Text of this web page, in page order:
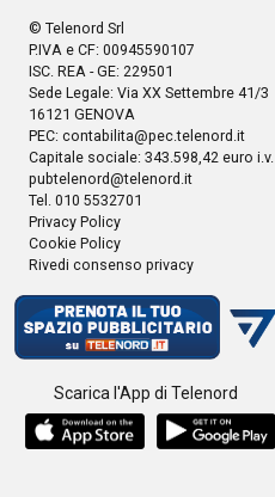
© Telenord Srl
P.IVA e CF: 00945590107
ISC. REA - GE: 229501
Sede Legale: Via XX Settembre 41/3
16121 GENOVA
PEC: contabilita@pec.telenord.it
Capitale sociale: 343.598,42 euro i.v.
pubtelenord@telenord.it
Tel. 010 5532701
Privacy Policy
Cookie Policy
Rivedi consenso privacy
Scarica l'App di Telenord